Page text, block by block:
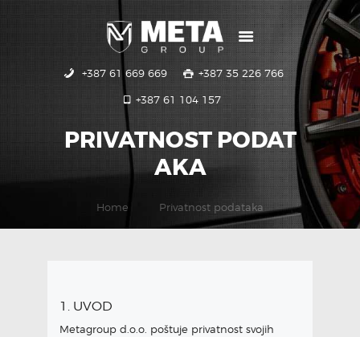
+387 61 669 669 +387 35 226 766
+387 61 104 157
PRIVATNOST PODAT
AKA
Home Privatnost podataka
POČETNA
USLUGE
GALERIJA
KONTAKT
1. UVOD
Metagroup d.o.o. poštuje privatnost svojih